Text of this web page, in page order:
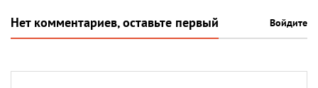
Нет комментариев, оставьте первый Войдите